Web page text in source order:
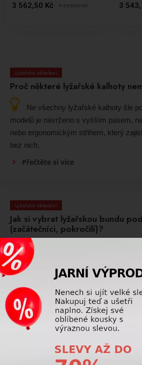
3 562,50 Kč 7 225,00Kč 3
Lyžařské oblečení
Proč některé lyžařské kalhoty
Ne všechny lyžařské kalhoty šle
modelů je navrženo s vyšším pasem,
nebo ergonomickým střihem, který
bez nich.
Přečtěte si více
Lyžařské oblečení
Jak si vybrat lyžařskou bundu
(začátečníci, pokročilí)?
Začátečníci ocení teplejší a
měli hledat rovnováhu mezi prodyšností
sportovní lyžaři potřebují technické
prodyšností, nízkou hmotností a dobrou
vodě.
Přečtěte si více
Lyžařské oblečení